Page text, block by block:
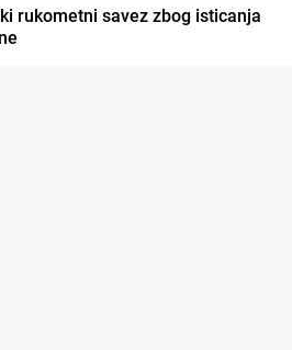
rukometni savez zbog isticanja